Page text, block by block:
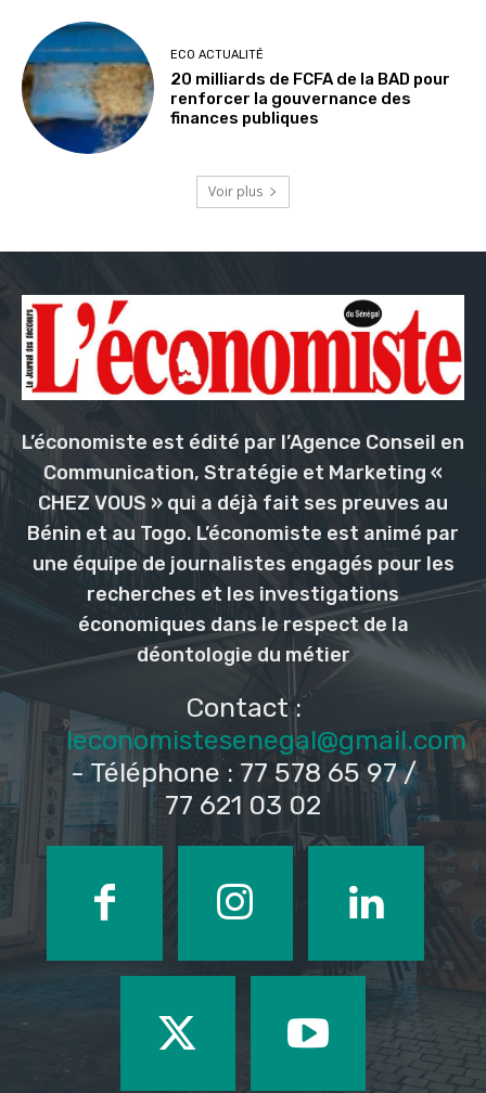
ECO ACTUALITÉ
20 milliards de FCFA de la BAD pour
renforcer la gouvernance des
finances publiques
Voir plus
L’économiste est édité par l’Agence Conseil en
Communication, Stratégie et Marketing «
CHEZ VOUS » qui a déjà fait ses preuves au
Bénin et au Togo. L’économiste est animé par
une équipe de journalistes engagés pour les
recherches et les investigations
économiques dans le respect de la
déontologie du métier
Contact :
leconomistesenegal@gmail.com
- Téléphone : 77 578 65 97 /
77 621 03 02